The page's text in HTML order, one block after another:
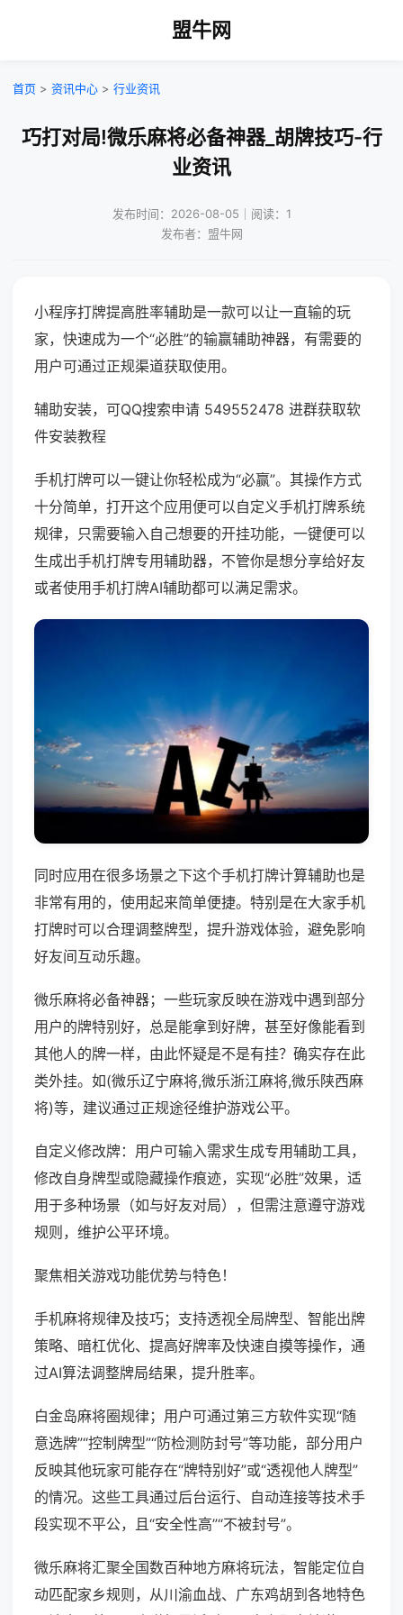
盟牛网
首页 > 资讯中心 > 行业资讯
巧打对局!微乐麻将必备神器_胡牌技巧-行
业资讯
发布时间：2026-08-05｜阅读：1
发布者：盟牛网
小程序打牌提高胜率辅助是一款可以让一直输的玩
家，快速成为一个“必胜”的输赢辅助神器，有需要的
用户可通过正规渠道获取使用。
辅助安装，可QQ搜索申请 549552478 进群获取软
件安装教程
手机打牌可以一键让你轻松成为“必赢”。其操作方式
十分简单，打开这个应用便可以自定义手机打牌系统
规律，只需要输入自己想要的开挂功能，一键便可以
生成出手机打牌专用辅助器，不管你是想分享给好友
或者使用手机打牌AI辅助都可以满足需求。
同时应用在很多场景之下这个手机打牌计算辅助也是
非常有用的，使用起来简单便捷。特别是在大家手机
打牌时可以合理调整牌型，提升游戏体验，避免影响
好友间互动乐趣。
微乐麻将必备神器；一些玩家反映在游戏中遇到部分
用户的牌特别好，总是能拿到好牌，甚至好像能看到
其他人的牌一样，由此怀疑是不是有挂？确实存在此
类外挂。如(微乐辽宁麻将,微乐浙江麻将,微乐陕西麻
将)等，建议通过正规途径维护游戏公平。
自定义修改牌：用户可输入需求生成专用辅助工具，
修改自身牌型或隐藏操作痕迹，实现“必胜”效果，适
用于多种场景（如与好友对局），但需注意遵守游戏
规则，维护公平环境。
聚焦相关游戏功能优势与特色！
手机麻将规律及技巧；支持透视全局牌型、智能出牌
策略、暗杠优化、提高好牌率及快速自摸等操作，通
过AI算法调整牌局结果，提升胜率。
白金岛麻将圈规律；用户可通过第三方软件实现“随
意选牌”“控制牌型”“防检测防封号”等功能，部分用户
反映其他玩家可能存在“牌特别好”或“透视他人牌型”
的情况。这些工具通过后台运行、自动连接等技术手
段实现不平公，且“安全性高”“不被封号”。
微乐麻将汇聚全国数百种地方麻将玩法，智能定位自
动匹配家乡规则，从川渝血战、广东鸡胡到各地特色